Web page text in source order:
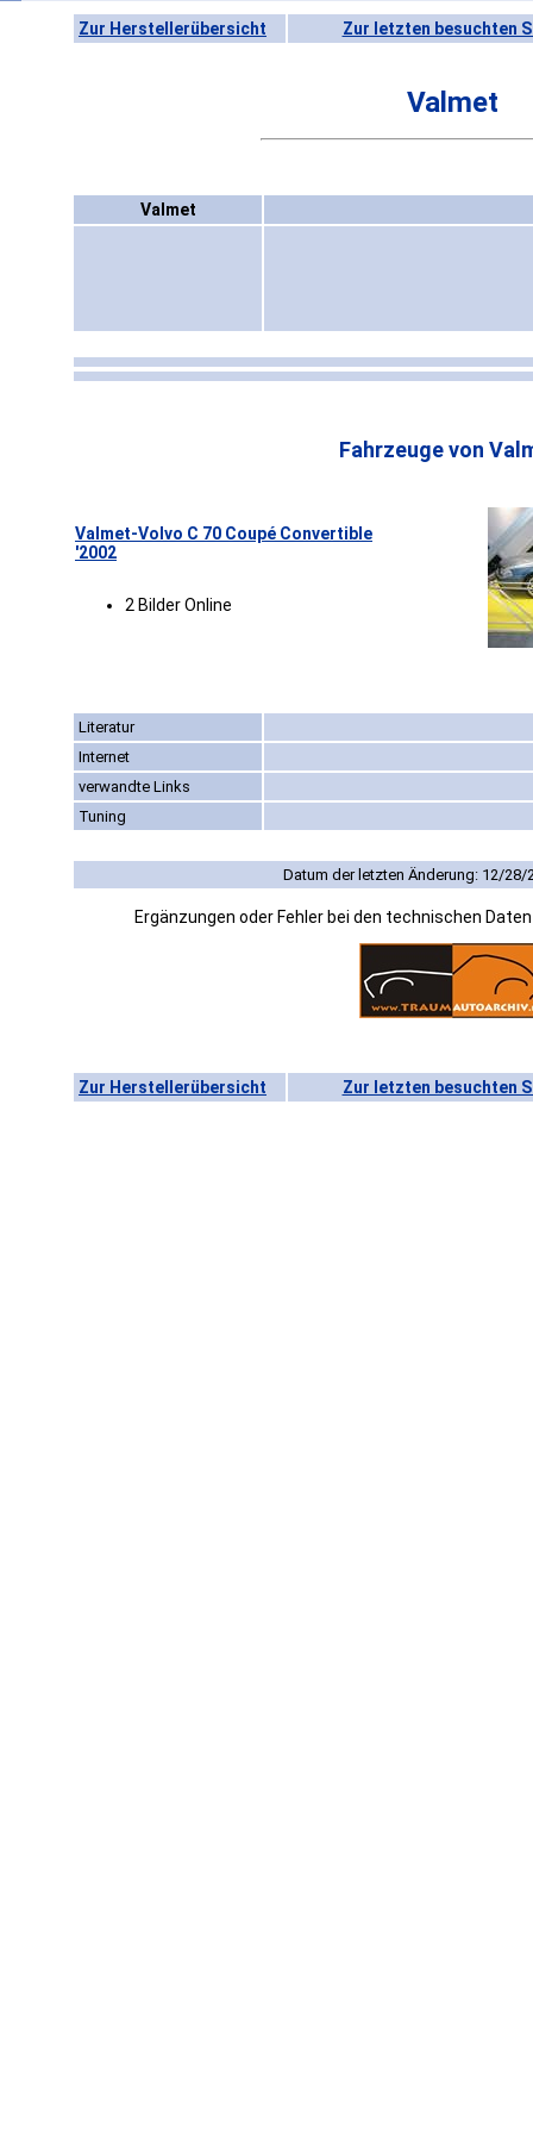
Zur Herstellerübersicht Zur letzten besuchten
Valmet
Valmet
Fahrzeuge von
Valmet-Volvo C 70 Coupé Convertible
'2002
2 Bilder Online
Literatur
Internet
verwandte Links
Tuning
Datum der letzten Änderung: 12/28/
Ergänzungen oder Fehler bei den technischen
Zur Herstellerübersicht Zur letzten besuchten